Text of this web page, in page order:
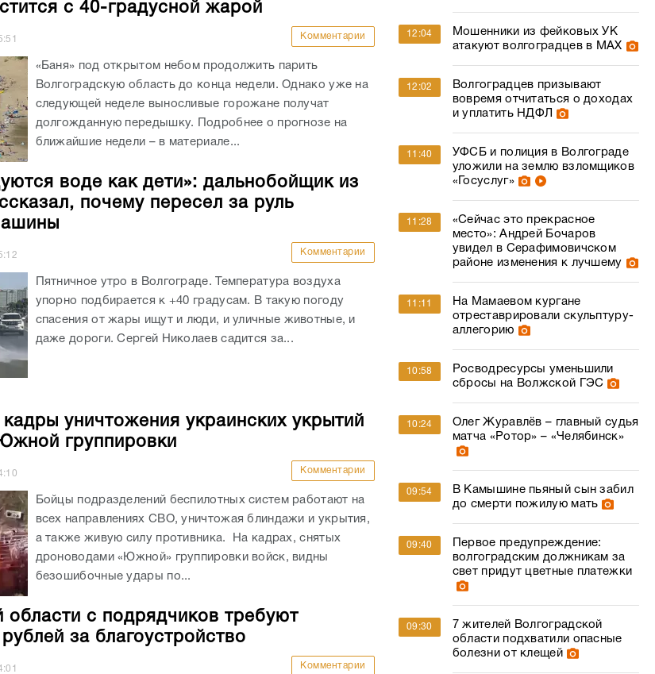
с 40-градусной жарой
Комментарии
«Баня» под открытом небом продолжить парить
Волгоградскую область до конца недели. Однако уже на
следующей неделе выносливые горожане получат
долгожданную передышку. Подробнее о прогнозе на
ближайшие недели – в материале...
воде как дети»: дальнобойщик из
почему пересел за руль
Комментарии
Пятничное утро в Волгограде. Температура воздуха
упорно подбирается к +40 градусам. В такую погоду
спасения от жары ищут и люди, и уличные животные, и
даже дороги. Сергей Николаев садится за...
уничтожения украинских укрытий
группировки
Комментарии
Бойцы подразделений беспилотных систем работают на
всех направлениях СВО, уничтожая блиндажи и укрытия,
а также живую силу противника. На кадрах, снятых
дроноводами «Южной» группировки войск, видны
безошибочные удары по...
области с подрядчиков требуют
за благоустройство
Комментарии
12:04
Мошенники из фейковых УК
атакуют волгоградцев в МАХ
12:02
Волгоградцев призывают
вовремя отчитаться о доходах
и уплатить НДФЛ
11:40
УФСБ и полиция в Волгограде
уложили на землю взломщиков
«Госуслуг»
11:28
«Сейчас это прекрасное
место»: Андрей Бочаров
увидел в Серафимовичском
районе изменения к лучшему
11:11
На Мамаевом кургане
отреставрировали скульптуру-
аллегорию
10:58
Росводресурсы уменьшили
сбросы на Волжской ГЭС
10:24
Олег Журавлёв – главный судья
матча «Ротор» – «Челябинск»
09:54
В Камышине пьяный сын забил
до смерти пожилую мать
09:40
Первое предупреждение:
волгоградским должникам за
свет придут цветные платежки
09:30
7 жителей Волгоградской
области подхватили опасные
болезни от клещей